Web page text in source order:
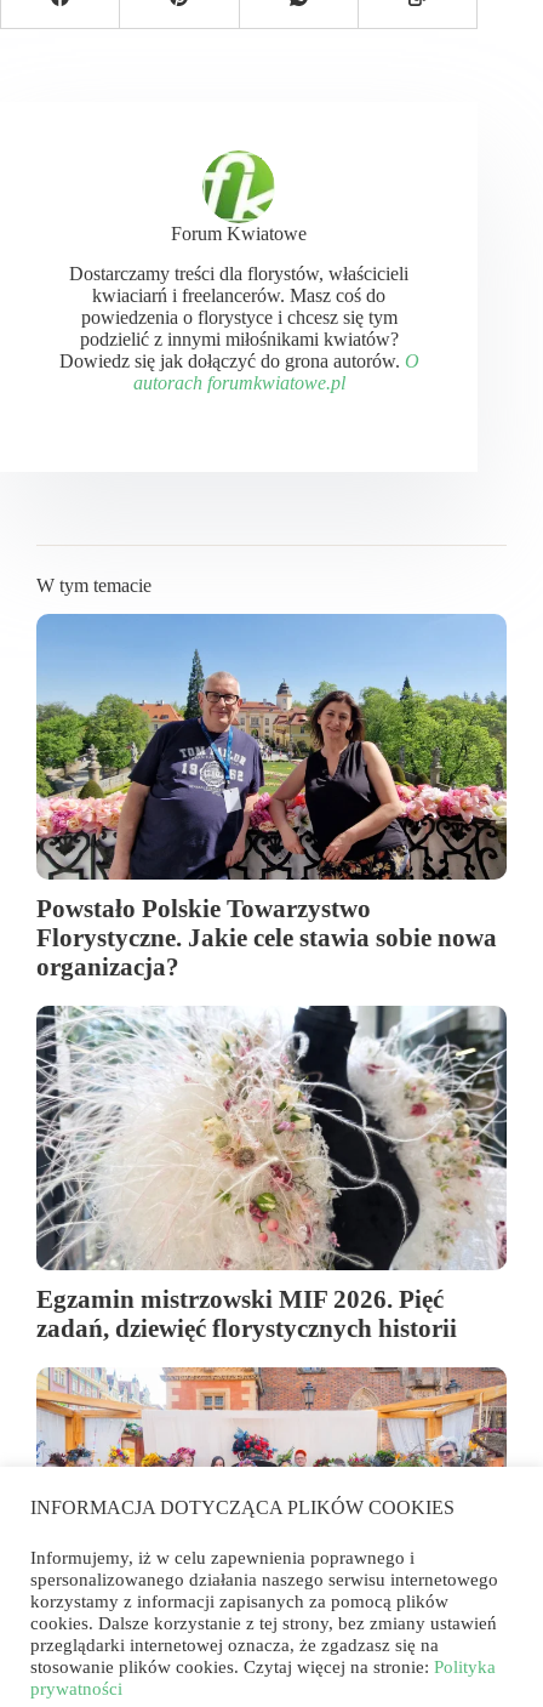
Forum Kwiatowe
Dostarczamy treści dla florystów, właścicieli
kwiaciarń i freelancerów. Masz coś do
powiedzenia o florystyce i chcesz się tym
podzielić z innymi miłośnikami kwiatów?
Dowiedz się jak dołączyć do grona autorów. O
autorach forumkwiatowe.pl
W tym temacie
Powstało Polskie Towarzystwo
Florystyczne. Jakie cele stawia sobie nowa
organizacja?
Egzamin mistrzowski MIF 2026. Pięć
zadań, dziewięć florystycznych historii
Florystyka wyszła na rynek. Konkurs
„Przyjęcie w ogrodzie u wybranego
INFORMACJA DOTYCZĄCA PLIKÓW COOKIES
Informujemy, iż w celu zapewnienia poprawnego i
spersonalizowanego działania naszego serwisu internetowego
korzystamy z informacji zapisanych za pomocą plików
cookies. Dalsze korzystanie z tej strony, bez zmiany ustawień
przeglądarki internetowej oznacza, że zgadzasz się na
stosowanie plików cookies. Czytaj więcej na stronie: Polityka
prywatności